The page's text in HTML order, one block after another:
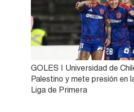
GOLES | Universidad de
Palestino y mete presión en
Liga de Primera